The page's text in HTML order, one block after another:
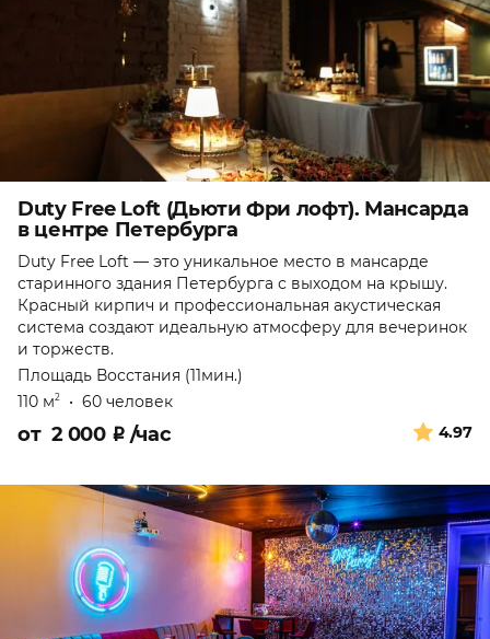
Duty Free Loft (Дьюти Фри лофт). Мансарда
в центре Петербурга
Duty Free Loft — это уникальное место в мансарде
старинного здания Петербурга с выходом на крышу.
Красный кирпич и профессиональная акустическая
система создают идеальную атмосферу для вечеринок
и торжеств.
Площадь Восстания (11мин.)
110 м2 • 60 человек
4.97
от 2 000 ₽ /час